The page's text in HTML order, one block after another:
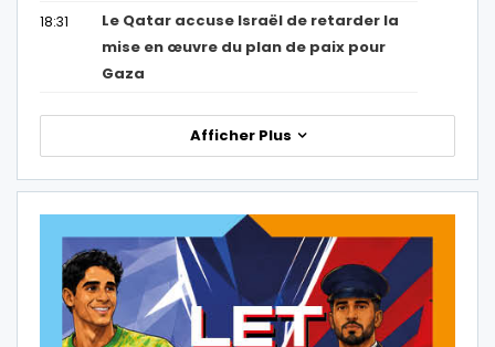
18:31
Le Qatar accuse Israël de retarder la
mise en œuvre du plan de paix pour
Gaza
Afficher Plus